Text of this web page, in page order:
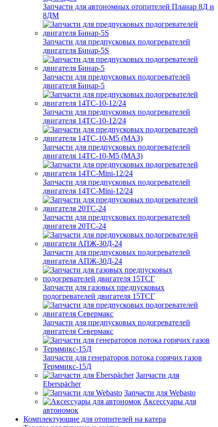
Запчасти для автономных отопителей Планар 8Д и
8ДМ
Запчасти для предпусковых подогревателей
двигателя Бинар-5S
Запчасти для предпусковых подогревателей
двигателя Бинар-5
Запчасти для предпусковых подогревателей
двигателя 14ТС-10-12/24
Запчасти для предпусковых подогревателей
двигателя 14ТС-10-М5 (МАЗ)
Запчасти для предпусковых подогревателей
двигателя 14ТС-Mini-12/24
Запчасти для предпусковых подогревателей
двигателя 20ТС-24
Запчасти для предпусковых подогревателей
двигателя АПЖ-30Д-24
Запчасти для газовых предпусковых
подогревателей двигателя 15ТСГ
Запчасти для предпусковых подогревателей
двигателя Севермакс
Запчасти для генераторов потока горячих газов
Терммикс-15Д
Запчасти для
Eberspächer
Запчасти для Webasto
Аксессуары для
автономок
Комплектующие для отопителей на катера